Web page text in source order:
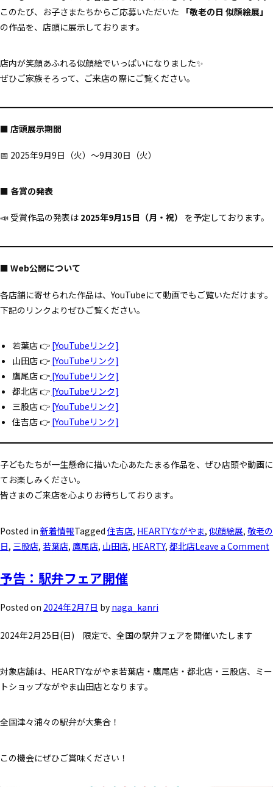
このたび、お子さまたちからご応募いただいた
「敬老の日 似顔絵展」
の作品を、店頭に展示しております。
店内が笑顔あふれる似顔絵でいっぱいになりました✨
ぜひご家族そろって、ご来店の際にご覧ください。
■ 店頭展示期間
📅 2025年9月9日（火）～9月30日（火）
■ 各賞の発表
📣 受賞作品の発表は 2025年9月15日（月・祝） を予定しております。
■ Web公開について
各店舗に寄せられた作品は、YouTubeにて動画でもご覧いただけます。
下記のリンクよりぜひご覧ください。
若葉店 👉 [YouTubeリンク]
山田店 👉 [YouTubeリンク]
鷹尾店 👉[YouTubeリンク]
都北店 👉 [YouTubeリンク]
三股店 👉 [YouTubeリンク]
住吉店 👉 [YouTubeリンク]
子どもたちが一生懸命に描いた心あたたまる作品を、ぜひ店頭や動画に
てお楽しみください。
皆さまのご来店を心よりお待ちしております。
Posted in 新着情報Tagged 住吉店, HEARTYながやま, 似顔絵展, 敬老の
日, 三股店, 若葉店, 鷹尾店, 山田店, HEARTY, 都北店Leave a Comment
予告：駅弁フェア開催
Posted on 2024年2月7日 by naga_kanri
2024年2月25日(日) 限定で、全国の駅弁フェアを開催いたします
対象店舗は、HEARTYながやま若葉店・鷹尾店・都北店・三股店、ミー
トショップながやま山田店となります。
全国津々浦々の駅弁が大集合！
この機会にぜひご賞味ください！